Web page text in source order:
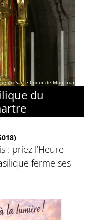
du Sacré-Coeur de Montmartre
du
: priez l’Heure
ferme ses